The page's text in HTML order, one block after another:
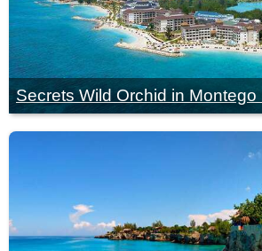
Secrets Wild Orchid in Montego